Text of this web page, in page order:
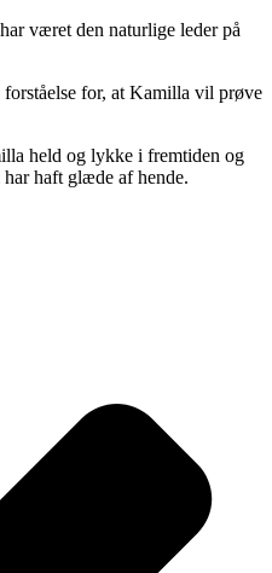
været den naturlige leder på
for, at Kamilla vil prøve
held og lykke i fremtiden og
haft glæde af hende.